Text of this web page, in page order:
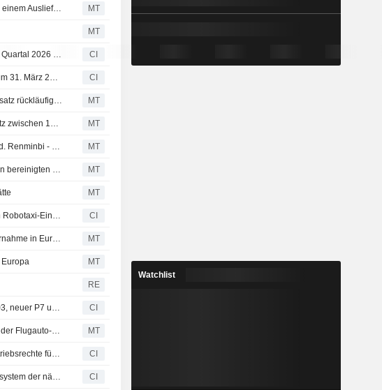
XPeng-Verluste verdreifachen sich im ersten Quartal nahezu bei einem Auslieferungsrückgang von 33% infolge 'saisonaler Abschwächung' MT
MT
XPeng Inc. gibt Prognose zu Absatz und Ergebnis für das zweite Quartal 2026 bekannt CI
XPeng Inc. veröffentlicht Ergebniszahlen für das erste Quartal zum 31. März 2026 CI
XPeng: Bereinigter Verlust weitet sich im ersten Quartal aus, Umsatz rückläufig; Aktie vorbörslich im Plus MT
(XPEV) XPeng prognostiziert für das zweite Quartal einen Umsatz zwischen 19,6 Mrd. und 20,8 Mrd. Renminbi, gegenüber FactSet-Schätzungen von 22,16 Mrd. Renminbi MT
Earnings Flash (XPEV): XPeng meldet Q1-Umsatz von 13,03 Mrd. Renminbi - FactSet-Prognose von 12,91 Mrd. Renminbi übertroffen MT
Earnings Flash (XPEV): XPeng meldet für das erste Quartal einen bereinigten Verlust von 1,76 Renminbi pro ADS - FactSet-Konsens lag bei 1,12 Renminbi Verlust MT
MT
XPENG verkündet offiziellen Rollout der ersten seriengefertigten Robotaxi-Einheit CI
Xpeng in Gesprächen mit Volkswagen über mögliche Fabrikübernahme in Europa MT
MT
RE
Xpeng präsentiert wegweisende Modelloffensive: GX, MONA M03, neuer P7 und X9 im Rampenlicht CI
XPeng-Chef über globale Partnerschaften und den Börsengang der Flugauto-Sparte MT
AutoWallis, Salvador Caetano Group und XPENG erwerben Vertriebsrechte für XPENG in Rumänien CI
XPENG enthüllt auf der Beijing Auto Show das "Physical AI"-Ökosystem der nächsten Generation CI
Watchlist